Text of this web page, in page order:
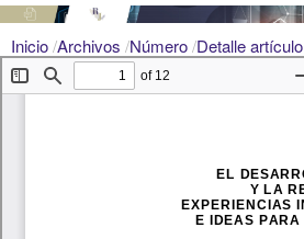
Inicio/Archivos /Número/Detalle artículo